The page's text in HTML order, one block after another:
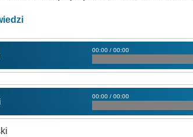
00:00 / 00:00
00:00 / 00:00